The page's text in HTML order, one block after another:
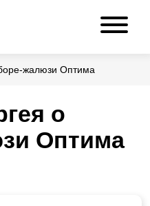
жалюзи Оптима
о
Оптима